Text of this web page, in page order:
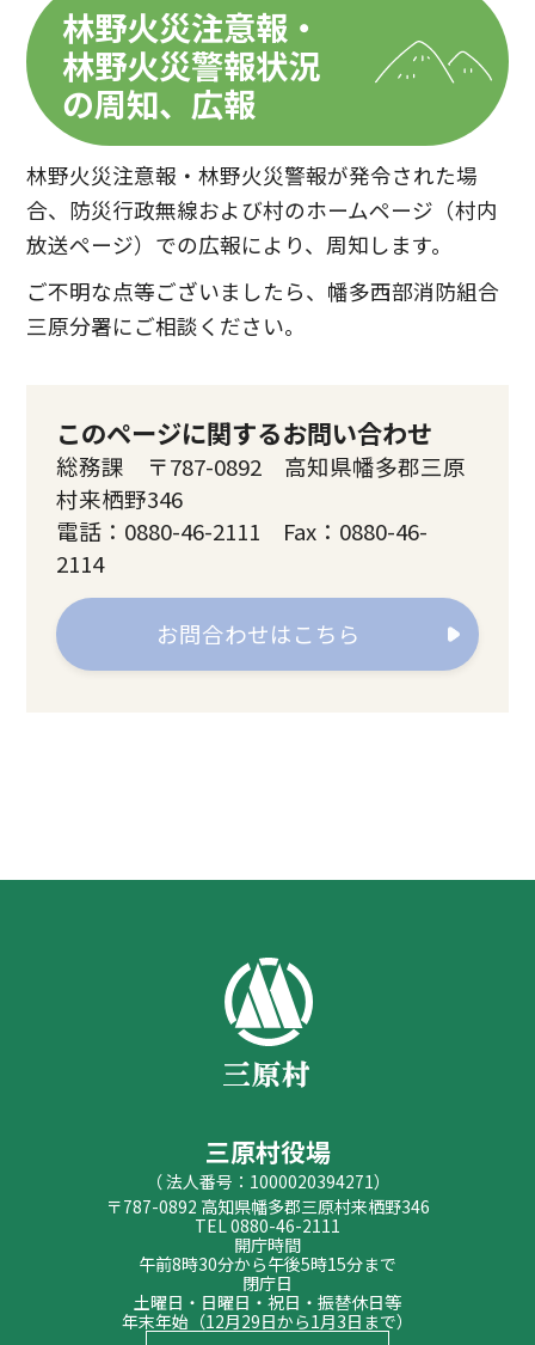
林野火災注意報・
林野火災警報状況
の周知、広報
林野火災注意報・林野火災警報が発令された場
合、防災行政無線および村のホームページ（村内
放送ページ）での広報により、周知します。
ご不明な点等ございましたら、幡多西部消防組合
三原分署にご相談ください。
このページに関するお問い合わせ
総務課 〒787-0892 高知県幡多郡三原
村来栖野346
電話：0880-46-2111 Fax：0880-46-
2114
お問合わせはこちら
三原村役場
（ 法人番号：1000020394271）
〒787-0892 高知県幡多郡三原村来栖野346
TEL 0880-46-2111
開庁時間
午前8時30分から午後5時15分まで
閉庁日
土曜日・日曜日・祝日・振替休日等
年末年始（12月29日から1月3日まで）